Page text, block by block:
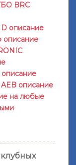
BRC
описание
описание
описание
описание
на любые